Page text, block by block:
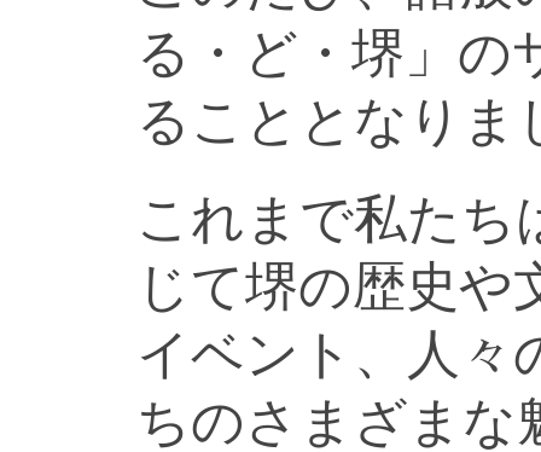
る・ど・堺」の
ることとなりま
これまで私たち
じて堺の歴史や
イベント、人々
ちのさまざまな